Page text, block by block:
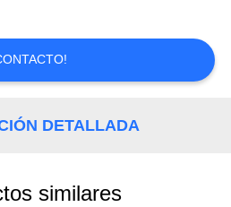
DETALLADA
similares